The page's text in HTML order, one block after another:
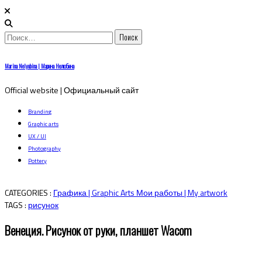
Найти:
Skip
to
content
Marina Nelyubina | Марина Нелюбина
Official website | Официальный сайт
Branding
Graphic arts
UX / UI
Photography
Pottery
CATEGORIES : Графика | Graphic Arts Мои работы | My artwork
TAGS : рисунок
Венеция. Рисунок от руки, планшет Wacom